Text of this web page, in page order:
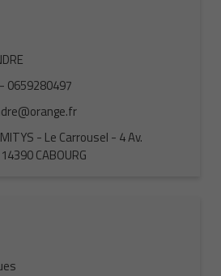
- 0659280497
- Le Carrousel - 4 Av.
CABOURG